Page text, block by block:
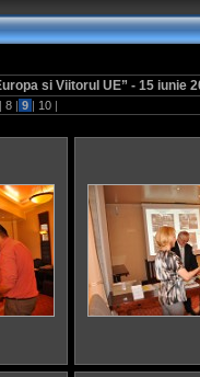
si Viitorul UE” - 15 iunie
| 8 | 9 | 10 |